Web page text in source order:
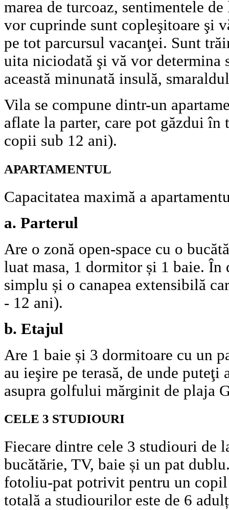
marea de turcoaz, sentimentele
vor cuprinde sunt copleşitoare şi
pe tot parcursul vacanţei. Sunt
uita niciodată şi vă vor determina
această minunată insulă,
Vila se compune dintr-un
aflate la parter, care pot găzdui
copii sub 12 ani).
APARTAMENTUL
Capacitatea maximă a
a. Parterul
Are o zonă open-space cu o
luat masa, 1 dormitor și 1 baie.
simplu și o canapea extensibilă
- 12 ani).
b. Etajul
Are 1 baie și 3 dormitoare cu un
au ieşire pe terasă, de unde puteţi
asupra golfului mărginit de plaja
CELE 3 STUDIOURI
Fiecare dintre cele 3 studiouri de
bucătărie, TV, baie și un pat
fotoliu-pat potrivit pentru un
totală a studiourilor este de 6